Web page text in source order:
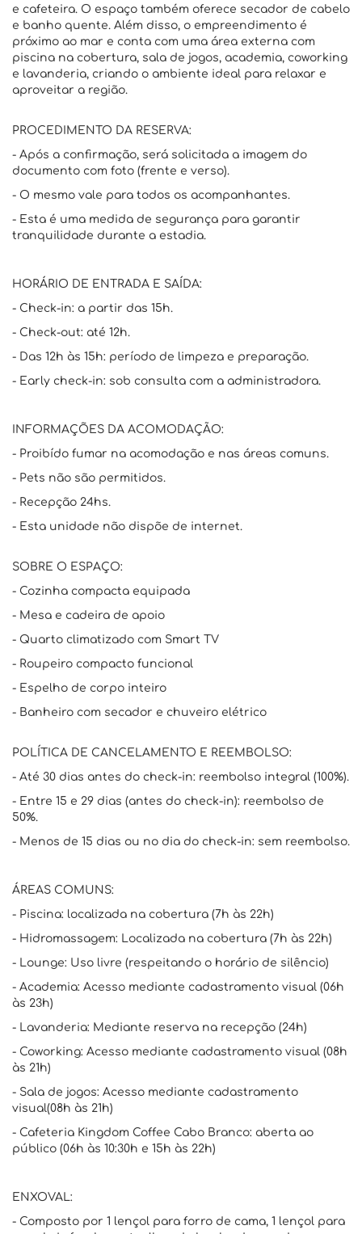
e cafeteira. O espaço também oferece secador de cabelo
e banho quente. Além disso, o empreendimento é
próximo ao mar e conta com uma área externa com
piscina na cobertura, sala de jogos, academia, coworking
e lavanderia, criando o ambiente ideal para relaxar e
aproveitar a região.
PROCEDIMENTO DA RESERVA:
- Após a confirmação, será solicitada a imagem do
documento com foto (frente e verso).
- O mesmo vale para todos os acompanhantes.
- Esta é uma medida de segurança para garantir
tranquilidade durante a estadia.
HORÁRIO DE ENTRADA E SAÍDA:
- Check-in: a partir das 15h.
- Check-out: até 12h.
- Das 12h às 15h: período de limpeza e preparação.
- Early check-in: sob consulta com a administradora.
INFORMAÇÕES DA ACOMODAÇÃO:
- Proibído fumar na acomodação e nas áreas comuns.
- Pets não são permitidos.
- Recepção 24hs.
- Esta unidade não dispõe de internet.
SOBRE O ESPAÇO:
- Cozinha compacta equipada
- Mesa e cadeira de apoio
- Quarto climatizado com Smart TV
- Roupeiro compacto funcional
- Espelho de corpo inteiro
- Banheiro com secador e chuveiro elétrico
POLÍTICA DE CANCELAMENTO E REEMBOLSO:
- Até 30 dias antes do check-in: reembolso integral (100%).
- Entre 15 e 29 dias (antes do check-in): reembolso de
50%.
- Menos de 15 dias ou no dia do check-in: sem reembolso.
ÁREAS COMUNS:
- Piscina: localizada na cobertura (7h às 22h)
- Hidromassagem: Localizada na cobertura (7h às 22h)
- Lounge: Uso livre (respeitando o horário de silêncio)
- Academia: Acesso mediante cadastramento visual (06h
às 23h)
- Lavanderia: Mediante reserva na recepção (24h)
- Coworking: Acesso mediante cadastramento visual (08h
às 21h)
- Sala de jogos: Acesso mediante cadastramento
visual(08h às 21h)
- Cafeteria Kingdom Coffee Cabo Branco: aberta ao
público (06h às 10:30h e 15h às 22h)
ENXOVAL:
- Composto por 1 lençol para forro de cama, 1 lençol para